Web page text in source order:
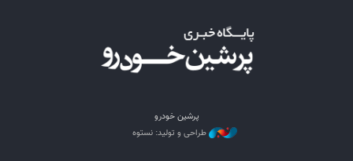
پرشین خودرو
طراحی و تولید: نستوه